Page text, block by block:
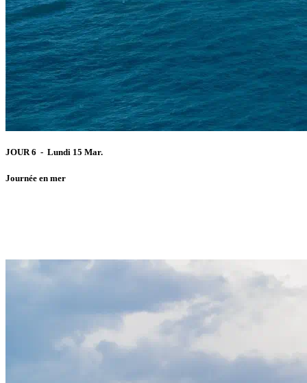
JOUR 6 - Lundi 15 Mar.
Journée en mer